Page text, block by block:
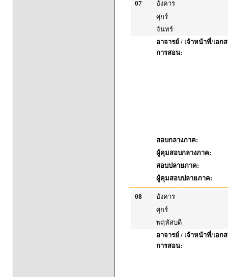
07
อังคาร
ศุกร์
จันทร์
อาจารย์ / เจ้าหน้าที่/เอก
การสอน:
สอบกลางภาค:
ผู้คุมสอบกลางภาค:
สอบปลายภาค:
ผู้คุมสอบปลายภาค:
08
อังคาร
ศุกร์
พฤหัสบดี
อาจารย์ / เจ้าหน้าที่/เอก
การสอน: